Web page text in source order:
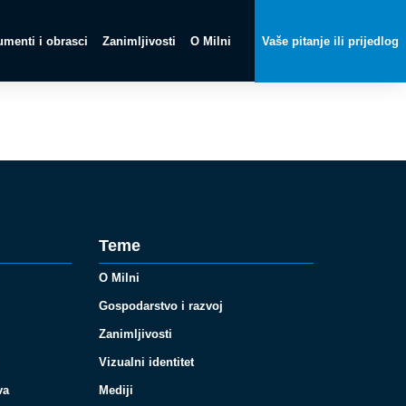
i obrasci Zanimljivosti O Milni Vaše pitanje ili prijedlog
Teme
O Milni
Gospodarstvo i razvoj
Zanimljivosti
Vizualni identitet
Mediji